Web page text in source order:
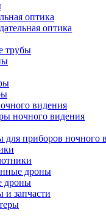
оптика
оптика
трубы
видения
ночного видения
для приборов ночного
дроны
дроны
и запчасти